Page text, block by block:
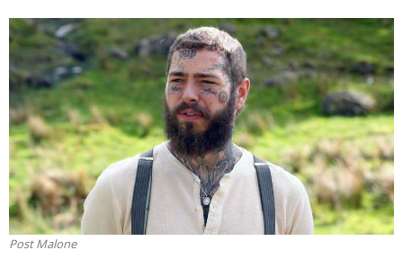
Post Malone